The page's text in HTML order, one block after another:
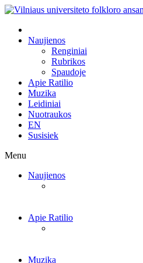
Naujienos
Renginiai
Rubrikos
Spaudoje
Apie Ratilio
Muzika
Leidiniai
Nuotraukos
EN
Susisiek
Menu
Naujienos
Apie Ratilio
Muzika